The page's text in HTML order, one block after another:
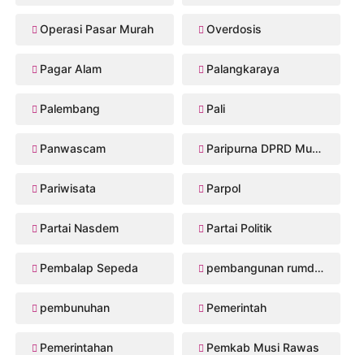
Operasi Pasar Murah Overdosis
Pagar Alam Palangkaraya
Palembang Pali
Panwascam Paripurna DPRD Musi Rawas
Pariwisata Parpol
Partai Nasdem Partai Politik
Pembalap Sepeda pembangunan rumdis Musi Rawas
pembunuhan Pemerintah
Pemerintahan Pemkab Musi Rawas